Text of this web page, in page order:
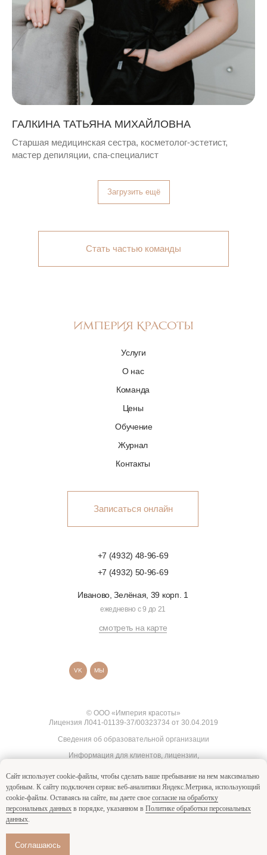
ГАЛКИНА ТАТЬЯНА МИХАЙЛОВНА
Старшая медицинская сестра, косметолог-эстетист,
мастер депиляции, спа-специалист
Загрузить ещё
Стать частью команды
Записаться онлайн
О нас
Команда
Цены
Обучение
Журнал
Контакты
Услуги
+7 (4932) 48-96-69
+7 (4932) 50-96-69
Иваново, Зелёная, 39 корп. 1
ежедневно с 9 до 21
смотреть на карте
© ООО «Империя красоты»
Лицензия Л041-01139-37/00323734 от 30.04.2019
Политика в отношении обработки
Согласие на обработку персональных
данных
Информация для клиентов, лицензии,
Сведения об образовательной организации
VK МЫ
Сайт использует cookie-файлы, чтобы сделать ваше пребывание на нем максимально
удобным. К cайту подключен сервис веб-аналитики Яндекс.Метрика, использующий
cookie-файлы. Оставаясь на сайте, вы даете свое согласие на обработку
персональных данных в порядке, указанном в Политике обработки персональных
данных.
Соглашаюсь